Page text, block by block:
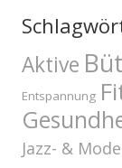
Aktive
Entspannung
Jazz- &